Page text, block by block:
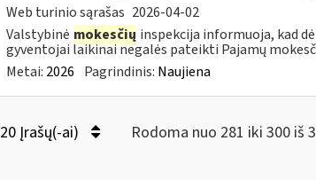
Web turinio sąrašas 2026-04-02
Valstybinė mokesčių inspekcija informuoja, kad
gyventojai laikinai negalės pateikti Pajamų
Metai: 2026 Pagrindinis: Naujiena
20 Įrašų(-ai) Rodoma nuo 281 iki 300 iš